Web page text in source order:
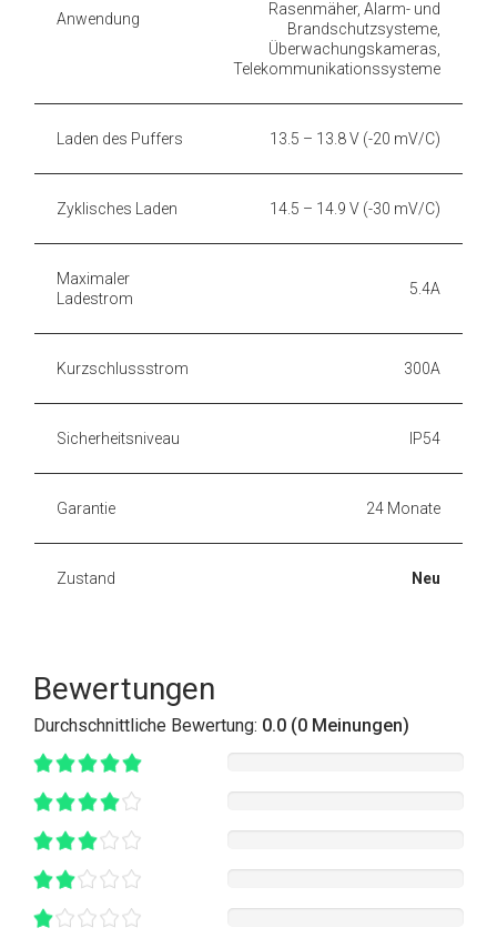
Anwendung
Rasenmäher, Alarm- und
Brandschutzsysteme,
Überwachungskameras,
Telekommunikationssysteme
Laden des Puffers 13.5 – 13.8 V (-20 mV/C)
Zyklisches Laden 14.5 – 14.9 V (-30 mV/C)
Maximaler
Ladestrom
5.4A
Kurzschlussstrom 300A
Sicherheitsniveau IP54
Garantie 24 Monate
Zustand Neu
Bewertungen
Durchschnittliche Bewertung: 0.0 (0 Meinungen)